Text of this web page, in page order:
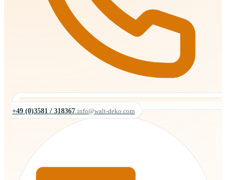
+49 (0)3581 / 318367 info@walt-deko.com